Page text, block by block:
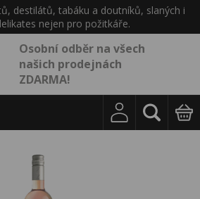
destilátů, tabáku a doutníků, slaných i
nejen pro požitkáře.
Osobní odběr na všech
našich prodejnách
ZDARMA!